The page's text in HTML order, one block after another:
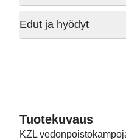
Edut ja hyödyt
Tuotekuvaus
KZL